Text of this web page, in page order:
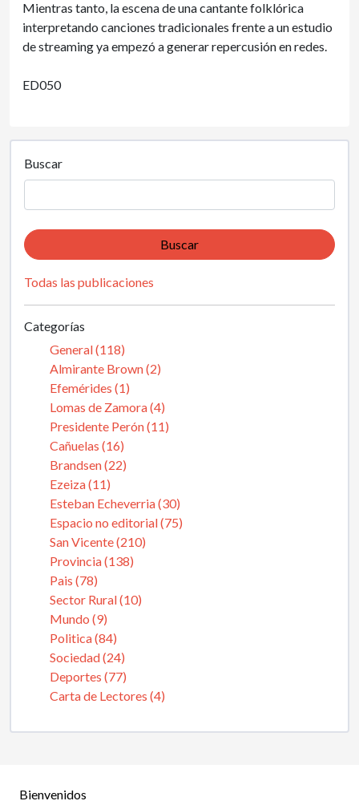
Mientras tanto, la escena de una cantante folklórica
interpretando canciones tradicionales frente a un estudio
de streaming ya empezó a generar repercusión en redes.
ED050
Buscar
Buscar
Todas las publicaciones
Categorías
General (118)
Almirante Brown (2)
Efemérides (1)
Lomas de Zamora (4)
Presidente Perón (11)
Cañuelas (16)
Brandsen (22)
Ezeiza (11)
Esteban Echeverria (30)
Espacio no editorial (75)
San Vicente (210)
Provincia (138)
Pais (78)
Sector Rural (10)
Mundo (9)
Politica (84)
Sociedad (24)
Deportes (77)
Carta de Lectores (4)
Bienvenidos